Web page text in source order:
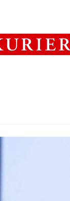
PolitikWirtschaft